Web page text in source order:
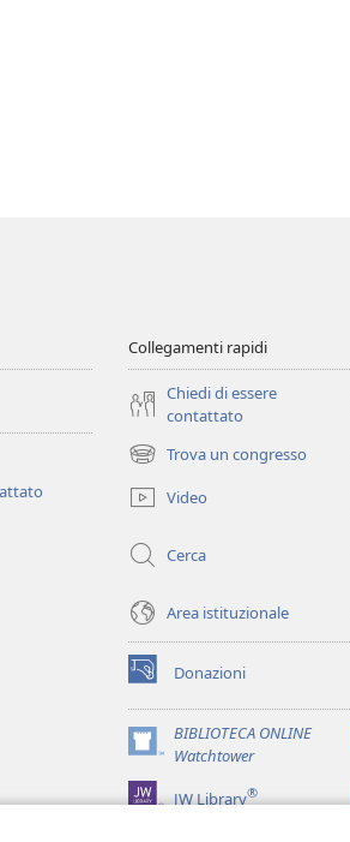
Collegamenti rapidi
Chiedi di essere
contattato
Trova un congresso
(apre
una
nuova
Video
Cerca
Area istituzionale
Donazioni
(apre
una
nuova
finestra)
BIBLIOTECA ONLINE
Watchtower
(apre
una
nuovaJW Library®